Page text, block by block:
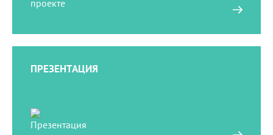
ПРЕЗЕНТАЦИЯ